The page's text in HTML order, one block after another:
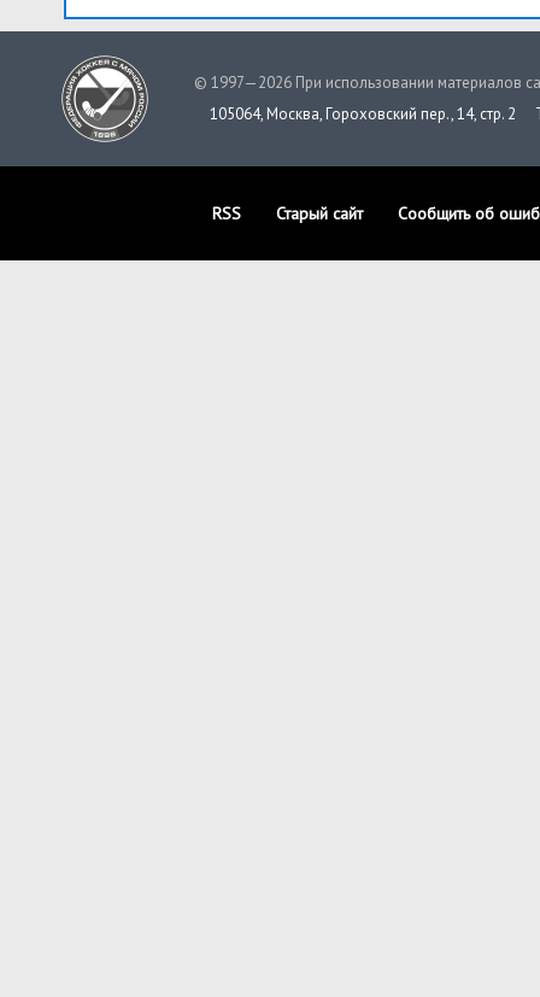
© 1997—2026 При использовании материалов
105064, Москва, Гороховский пер., 14, стр. 2
RSS Старый сайт Сообщить об